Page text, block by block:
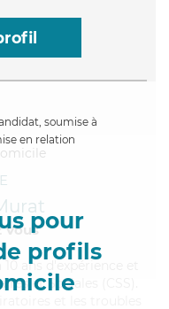
soumise à
en relation
pour
profils
Vous
ans d'expérience et
et Sociales (CSS).